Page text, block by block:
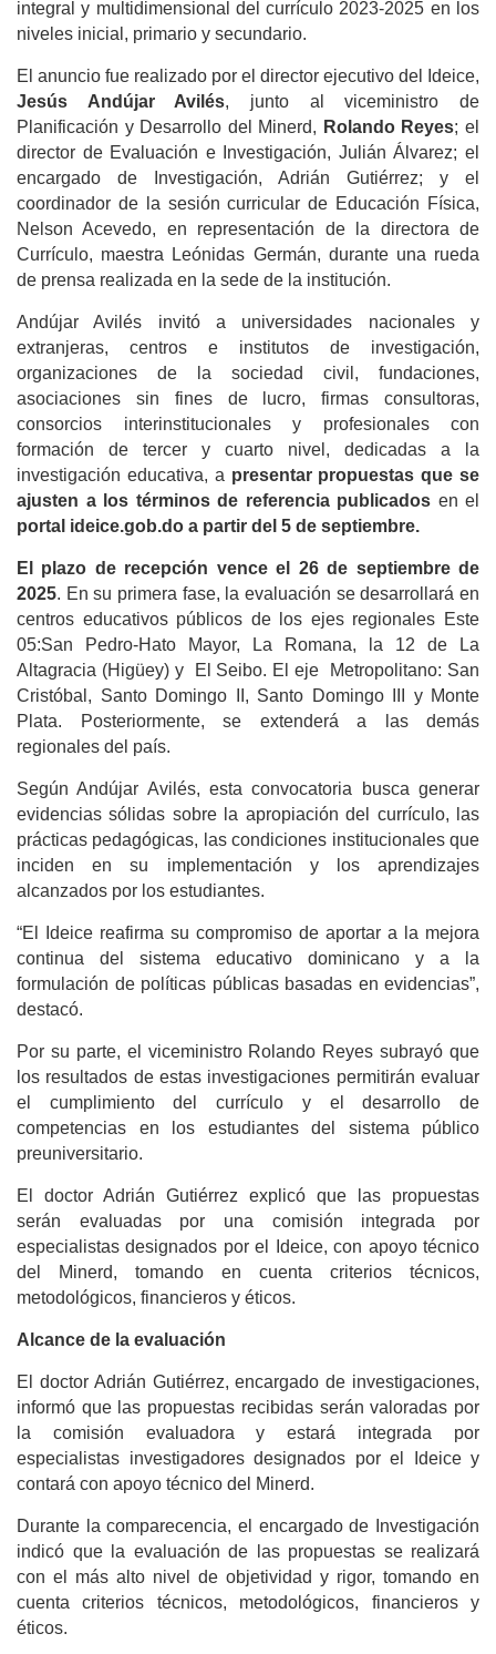
integral y multidimensional del currículo 2023-2025 en los
niveles inicial, primario y secundario.
El anuncio fue realizado por el director ejecutivo del Ideice,
Jesús Andújar Avilés, junto al viceministro de
Planificación y Desarrollo del Minerd, Rolando Reyes; el
director de Evaluación e Investigación, Julián Álvarez; el
encargado de Investigación, Adrián Gutiérrez; y el
coordinador de la sesión curricular de Educación Física,
Nelson Acevedo, en representación de la directora de
Currículo, maestra Leónidas Germán, durante una rueda
de prensa realizada en la sede de la institución.
Andújar Avilés invitó a universidades nacionales y
extranjeras, centros e institutos de investigación,
organizaciones de la sociedad civil, fundaciones,
asociaciones sin fines de lucro, firmas consultoras,
consorcios interinstitucionales y profesionales con
formación de tercer y cuarto nivel, dedicadas a la
investigación educativa, a presentar propuestas que se
ajusten a los términos de referencia publicados en el
portal ideice.gob.do a partir del 5 de septiembre.
El plazo de recepción vence el 26 de septiembre de
2025. En su primera fase, la evaluación se desarrollará en
centros educativos públicos de los ejes regionales Este
05:San Pedro-Hato Mayor, La Romana, la 12 de La
Altagracia (Higüey) y El Seibo. El eje Metropolitano: San
Cristóbal, Santo Domingo II, Santo Domingo III y Monte
Plata. Posteriormente, se extenderá a las demás
regionales del país.
Según Andújar Avilés, esta convocatoria busca generar
evidencias sólidas sobre la apropiación del currículo, las
prácticas pedagógicas, las condiciones institucionales que
inciden en su implementación y los aprendizajes
alcanzados por los estudiantes.
“El Ideice reafirma su compromiso de aportar a la mejora
continua del sistema educativo dominicano y a la
formulación de políticas públicas basadas en evidencias”,
destacó.
Por su parte, el viceministro Rolando Reyes subrayó que
los resultados de estas investigaciones permitirán evaluar
el cumplimiento del currículo y el desarrollo de
competencias en los estudiantes del sistema público
preuniversitario.
El doctor Adrián Gutiérrez explicó que las propuestas
serán evaluadas por una comisión integrada por
especialistas designados por el Ideice, con apoyo técnico
del Minerd, tomando en cuenta criterios técnicos,
metodológicos, financieros y éticos.
Alcance de la evaluación
El doctor Adrián Gutiérrez, encargado de investigaciones,
informó que las propuestas recibidas serán valoradas por
la comisión evaluadora y estará integrada por
especialistas investigadores designados por el Ideice y
contará con apoyo técnico del Minerd.
Durante la comparecencia, el encargado de Investigación
indicó que la evaluación de las propuestas se realizará
con el más alto nivel de objetividad y rigor, tomando en
cuenta criterios técnicos, metodológicos, financieros y
éticos.